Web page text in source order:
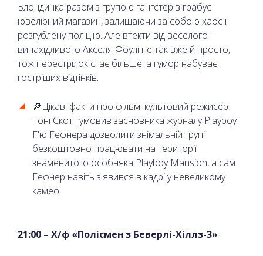
Блондинка разом з групою гангстерів грабує
ювелірний магазин, залишаючи за собою хаос і
розгублену поліцію. Але втекти від веселого і
винахідливого Акселя Фоулі не так вже й просто,
тож перестрілок стає більше, а гумор набуває
гостріших відтінків.
🔎Цікаві факти про фільм: культовий режисер
Тоні Скотт умовив засновника журналу Playboy
Г'ю Гефнера дозволити знімальній групі
безкоштовно працювати на території
знаменитого особняка Playboy Mansion, а сам
Гефнер навіть з'явився в кадрі у невеликому
камео.
21:00 – Х/ф «Полісмен з Беверлі-Хіллз-3»